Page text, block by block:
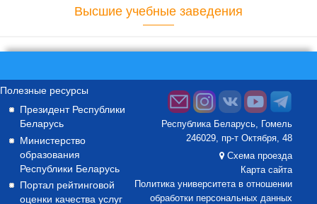
Высшие учебные заведения
Полезные ресурсы
Президент Республики
Беларусь
Министерство
образования
Республики Беларусь
Портал рейтинговой
оценки качества услуг
Республика Беларусь, Гомель
246029, пр-т Октября, 48
Схема проезда
Карта сайта
Политика университета в отношении
обработки персональных данных